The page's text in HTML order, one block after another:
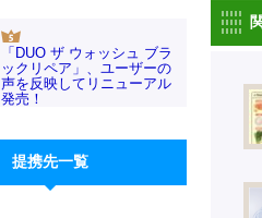
「DUO ザ ウォッシュ ブラ
ックリペア」、ユーザーの
声を反映してリニューアル
発売！
提携先一覧